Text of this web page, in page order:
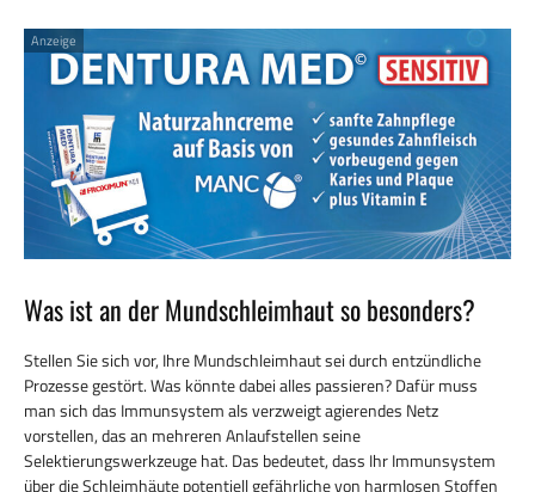
Anzeige
Was ist an der Mundschleimhaut so besonders?
Stellen Sie sich vor, Ihre Mundschleimhaut sei durch entzündliche
Prozesse gestört. Was könnte dabei alles passieren? Dafür muss
man sich das Immunsystem als verzweigt agierendes Netz
vorstellen, das an mehreren Anlaufstellen seine
Selektierungswerkzeuge hat. Das bedeutet, dass Ihr Immunsystem
über die Schleimhäute potentiell gefährliche von harmlosen Stoffen